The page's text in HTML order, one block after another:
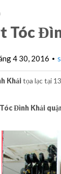
Tóc
4 30, 2016 •
Khảitọa lạc tại
Đình Khải